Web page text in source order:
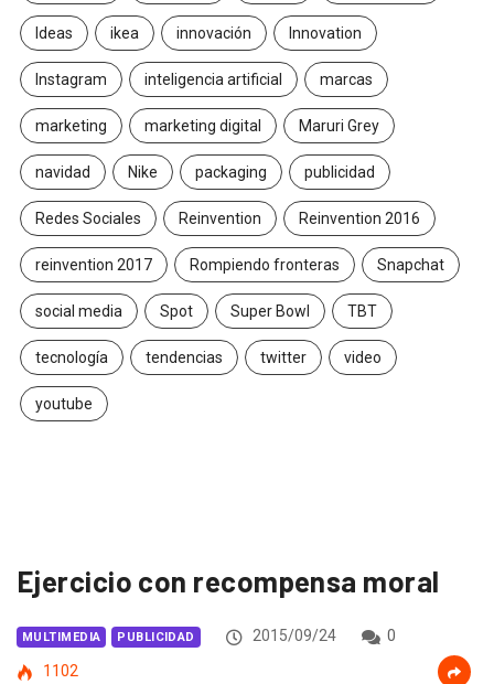
Ideas ikea innovación Innovation
Instagram inteligencia artificial marcas
marketing marketing digital Maruri Grey
navidad Nike packaging publicidad
Redes Sociales Reinvention Reinvention 2016
reinvention 2017 Rompiendo fronteras Snapchat
social media Spot Super Bowl TBT
tecnología tendencias twitter video
youtube
Ejercicio con recompensa moral
MULTIMEDIA PUBLICIDAD 2015/09/24
0
1102